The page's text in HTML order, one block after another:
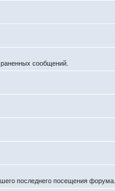
сообщений.
последнего посещения форума.